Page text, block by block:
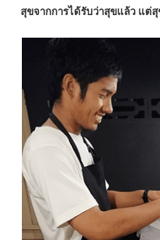
สุขจากการได้รับว่าสุขแล้ว แต่